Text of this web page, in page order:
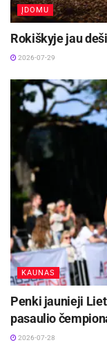
ĮDOMU
Rokiškyje jau
2026-07-29
KAUNAS
Penki jaunieji
pasaulio
2026-07-28